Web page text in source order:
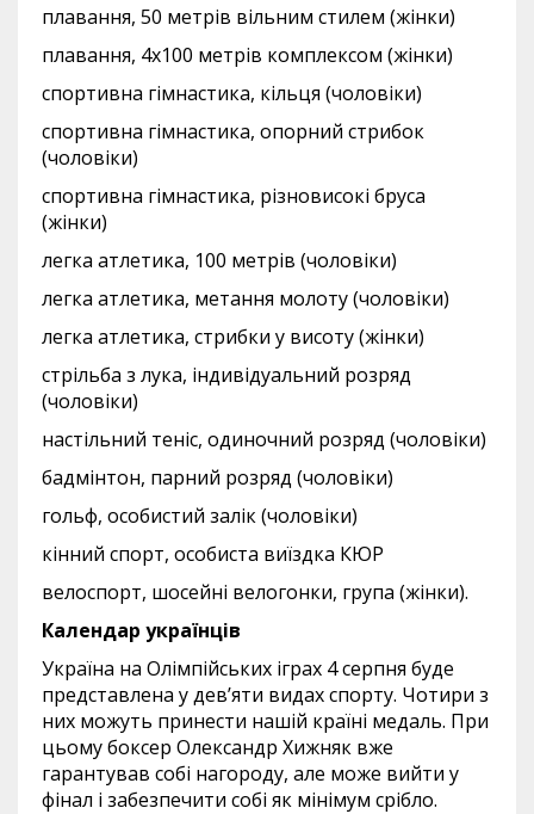
плавання, 50 метрів вільним стилем (жінки)
плавання, 4х100 метрів комплексом (жінки)
спортивна гімнастика, кільця (чоловіки)
спортивна гімнастика, опорний стрибок
(чоловіки)
спортивна гімнастика, різновисокі бруса
(жінки)
легка атлетика, 100 метрів (чоловіки)
легка атлетика, метання молоту (чоловіки)
легка атлетика, стрибки у висоту (жінки)
стрільба з лука, індивідуальний розряд
(чоловіки)
настільний теніс, одиночний розряд (чоловіки)
бадмінтон, парний розряд (чоловіки)
гольф, особистий залік (чоловіки)
кінний спорт, особиста виїздка КЮР
велоспорт, шосейні велогонки, група (жінки).
Календар українців
Україна на Олімпійських іграх 4 серпня буде
представлена у дев’яти видах спорту. Чотири з
них можуть принести нашій країні медаль. При
цьому боксер Олександр Хижняк вже
гарантував собі нагороду, але може вийти у
фінал і забезпечити собі як мінімум срібло.